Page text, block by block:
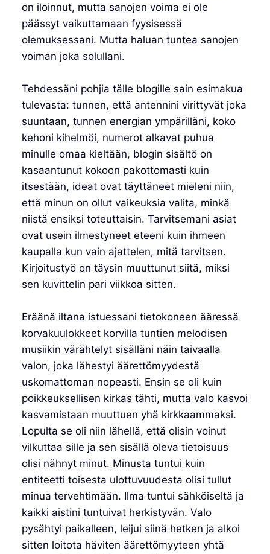
on iloinnut, mutta sanojen voima ei ole
päässyt vaikuttamaan fyysisessä
olemuksessani. Mutta haluan tuntea sanojen
voiman joka solullani.
Tehdessäni pohjia tälle blogille sain esimakua
tulevasta: tunnen, että antennini virittyvät joka
suuntaan, tunnen energian ympärilläni, koko
kehoni kihelmöi, numerot alkavat puhua
minulle omaa kieltään, blogin sisältö on
kasaantunut kokoon pakottomasti kuin
itsestään, ideat ovat täyttäneet mieleni niin,
että minun on ollut vaikeuksia valita, minkä
niistä ensiksi toteuttaisin. Tarvitsemani asiat
ovat usein ilmestyneet eteeni kuin ihmeen
kaupalla kun vain ajattelen, mitä tarvitsen.
Kirjoitustyö on täysin muuttunut siitä, miksi
sen kuvittelin pari viikkoa sitten.
Eräänä iltana istuessani tietokoneen ääressä
korvakuulokkeet korvilla tuntien melodisen
musiikin värähtelyt sisälläni näin taivaalla
valon, joka lähestyi äärettömyydestä
uskomattoman nopeasti. Ensin se oli kuin
poikkeuksellisen kirkas tähti, mutta valo kasvoi
kasvamistaan muuttuen yhä kirkkaammaksi.
Lopulta se oli niin lähellä, että olisin voinut
vilkuttaa sille ja sen sisällä oleva tietoisuus
olisi nähnyt minut. Minusta tuntui kuin
entiteetti toisesta ulottuvuudesta olisi tullut
minua tervehtimään. Ilma tuntui sähköiseltä ja
kaikki aistini tuntuivat herkistyvän. Valo
pysähtyi paikalleen, leijui siinä hetken ja alkoi
sitten loitota häviten äärettömyyteen yhtä